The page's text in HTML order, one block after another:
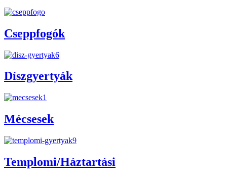
Cseppfogók
Díszgyertyák
Mécsesek
Templomi/Háztartási